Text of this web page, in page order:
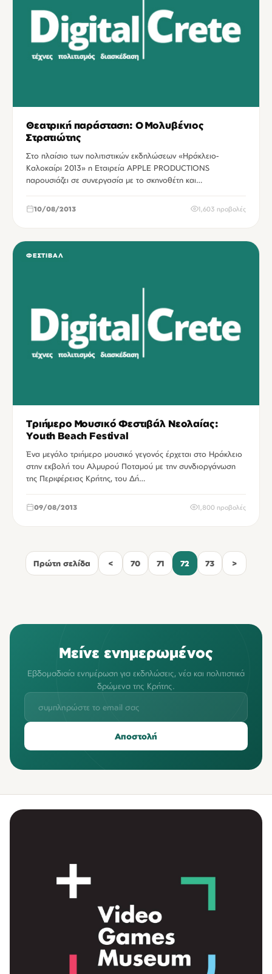
Θεατρική παράσταση: Ο Μολυβένιος
Στρατιώτης
Στο πλαίσιο των πολιτιστικών εκδηλώσεων «Ηράκλειο-
Καλοκαίρι 2013» η Εταιρεία APPLE PRODUCTIONS
παρουσιάζει σε συνεργασία με το σκηνοθέτη και…
10/08/2013 1,603 προβολές
ΦΕΣΤΙΒΆΛ
Τριήμερο Μουσικό Φεστιβάλ Νεολαίας:
Youth Beach Festival
Ένα μεγάλο τριήμερο μουσικό γεγονός έρχεται στο Ηράκλειο
στην εκβολή του Αλμυρού Ποταμού με την συνδιοργάνωση
της Περιφέρειας Κρήτης, του Δή…
09/08/2013 1,800 προβολές
Πρώτη σελίδα < 70 71 72 73 >
Μείνε ενημερωμένος
Εβδομαδιαία ενημέρωση για εκδηλώσεις, νέα και πολιτιστικά
δρώμενα της Κρήτης.
Αποστολή